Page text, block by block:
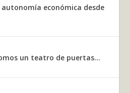
autonomía económica desde
un teatro de puertas...